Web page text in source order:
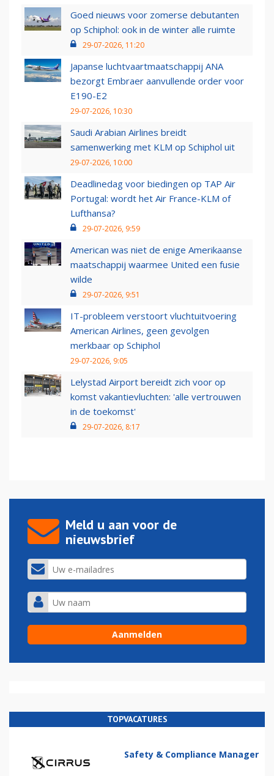
Goed nieuws voor zomerse debutanten
op Schiphol: ook in de winter alle ruimte
29-07-2026, 11:20
Japanse luchtvaartmaatschappij ANA
bezorgt Embraer aanvullende order voor
E190-E2
29-07-2026, 10:30
Saudi Arabian Airlines breidt
samenwerking met KLM op Schiphol uit
29-07-2026, 10:00
Deadlinedag voor biedingen op TAP Air
Portugal: wordt het Air France-KLM of
Lufthansa?
29-07-2026, 9:59
American was niet de enige Amerikaanse
maatschappij waarmee United een fusie
wilde
29-07-2026, 9:51
IT-probleem verstoort vluchtuitvoering
American Airlines, geen gevolgen
merkbaar op Schiphol
29-07-2026, 9:05
Lelystad Airport bereidt zich voor op
komst vakantievluchten: 'alle vertrouwen
in de toekomst'
29-07-2026, 8:17
Meld u aan voor de
nieuwsbrief
TOPVACATURES
Safety & Compliance Manager